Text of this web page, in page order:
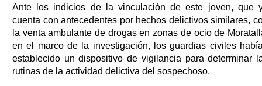
Ante los indicios de la vinculación de este joven, que
cuenta con antecedentes por hechos delictivos similares,
la venta ambulante de drogas en zonas de ocio de
en el marco de la investigación, los guardias civiles
establecido un dispositivo de vigilancia para determinar
rutinas de la actividad delictiva del sospechoso.